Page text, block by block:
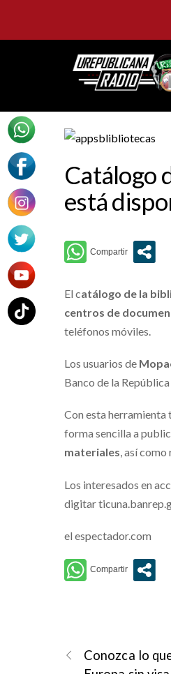
Catálogo
está
El catálogo de la
centros de
teléfonos móviles.
Los usuarios de
Banco de la
Con esta
forma sencilla a
materiales, así
Los interesados en
digitar
el espectador.com
Conozca lo